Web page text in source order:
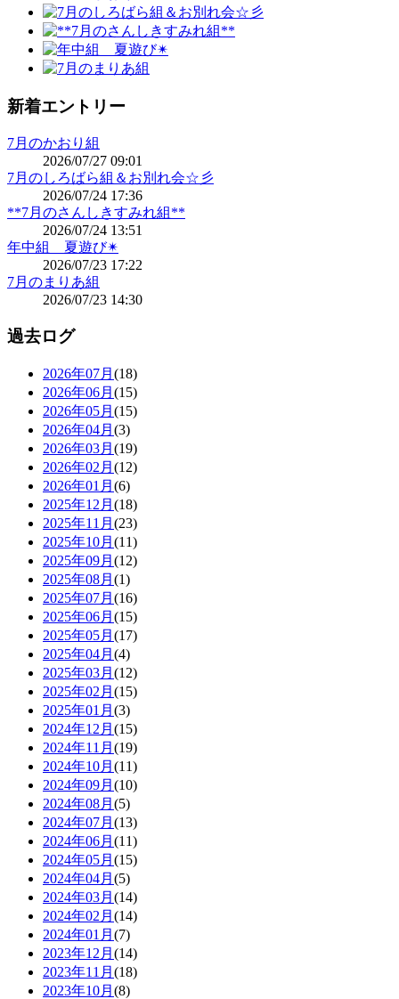
新着エントリー
7月のかおり組
2026/07/27 09:01
7月のしろばら組＆お別れ会☆彡
2026/07/24 17:36
**7月のさんしきすみれ組**
2026/07/24 13:51
年中組 夏遊び✴
2026/07/23 17:22
7月のまりあ組
2026/07/23 14:30
過去ログ
2026年07月 (18)
2026年06月 (15)
2026年05月 (15)
2026年04月 (3)
2026年03月 (19)
2026年02月 (12)
2026年01月 (6)
2025年12月 (18)
2025年11月 (23)
2025年10月 (11)
2025年09月 (12)
2025年08月 (1)
2025年07月 (16)
2025年06月 (15)
2025年05月 (17)
2025年04月 (4)
2025年03月 (12)
2025年02月 (15)
2025年01月 (3)
2024年12月 (15)
2024年11月 (19)
2024年10月 (11)
2024年09月 (10)
2024年08月 (5)
2024年07月 (13)
2024年06月 (11)
2024年05月 (15)
2024年04月 (5)
2024年03月 (14)
2024年02月 (14)
2024年01月 (7)
2023年12月 (14)
2023年11月 (18)
2023年10月 (8)